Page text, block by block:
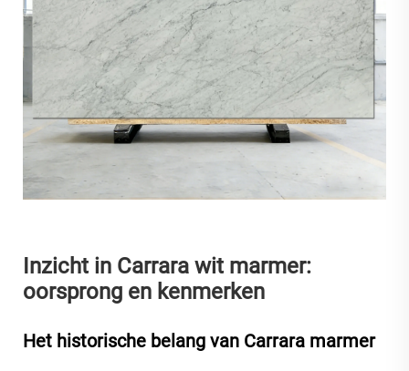
Inzicht in Carrara wit marmer:
oorsprong en kenmerken
Het historische belang van Carrara marmer